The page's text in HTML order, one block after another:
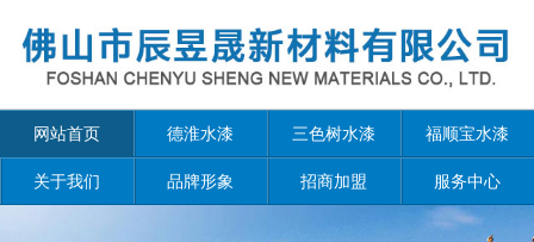
网站首页 德淮水漆 三色树水漆 福顺宝水漆
关于我们 品牌形象 招商加盟 服务中心